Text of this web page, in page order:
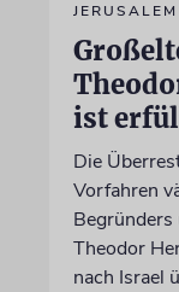
JERUSALEM
ist
Die
Vorfahren
Begründers
Theodor
nach Israel